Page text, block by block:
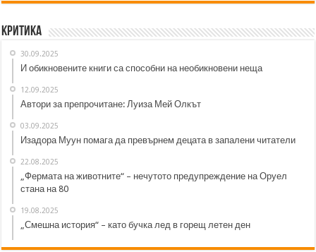
Критика
30.09.2025
И обикновените книги са способни на необикновени неща
12.09.2025
Автори за препрочитане: Луиза Мей Олкът
03.09.2025
Изадора Муун помага да превърнем децата в запалени читатели
22.08.2025
„Фермата на животните“ – нечутото предупреждение на Оруел
стана на 80
19.08.2025
„Смешна история“ – като бучка лед в горещ летен ден